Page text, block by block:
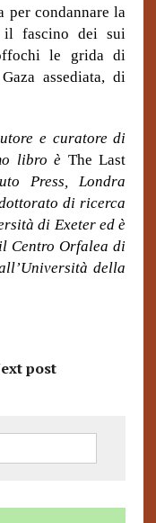
per condannare la
il fascino dei sui
le grida di
assediata, di
e curatore di
libro è The Last
Press, Londra
di ricerca
di Exeter ed è
Centro Orfalea di
della
post